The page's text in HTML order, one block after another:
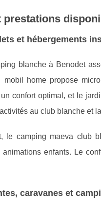
prestations
et hébergements
blanche à Benodet
mobil home propose
confort optimal, et le
au club blanche et
le camping maeva club
enfants. Le
caravanes et